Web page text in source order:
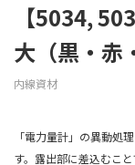
【5034,
大（黒・赤
内線資材
「電力量計」の異動処
す。露出部に差込むこ